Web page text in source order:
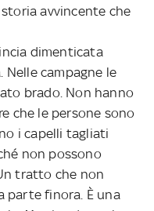
avvincente che
dimenticata
Nelle campagne le
brado. Non hanno
che le persone sono
i capelli tagliati
non possono
tratto che non
parte finora. È una